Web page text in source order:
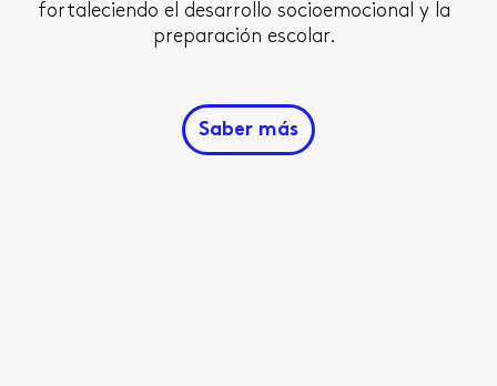
fortaleciendo el desarrollo socioemocional y la
preparación escolar.
Saber más